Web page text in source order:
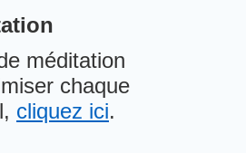
méditation
chaque
cliquez ici.